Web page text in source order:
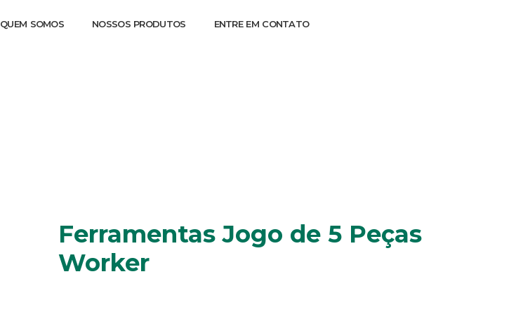
QUEM SOMOS NOSSOS PRODUTOS ENTRE EM CONTATO
Ferramentas Jogo de 5 Peças
Worker